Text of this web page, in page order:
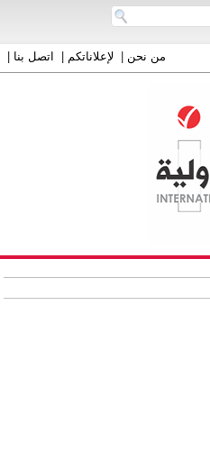
من نحن| لإعلاناتكم| اتصل بنا|